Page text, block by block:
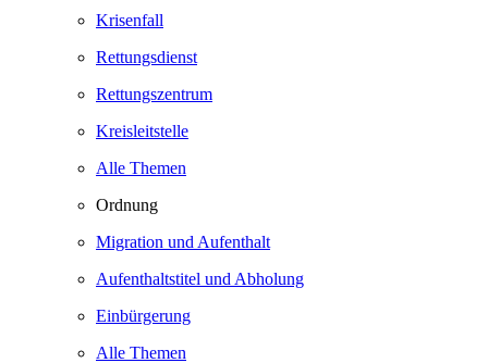
Krisenfall
Rettungsdienst
Rettungszentrum
Kreisleitstelle
Alle Themen
Ordnung
Migration und Aufenthalt
Aufenthaltstitel und Abholung
Einbürgerung
Alle Themen